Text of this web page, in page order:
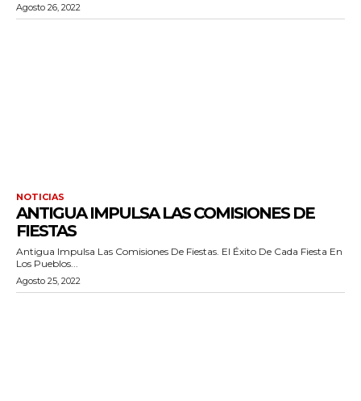
Agosto 26, 2022
NOTICIAS
ANTIGUA IMPULSA LAS COMISIONES DE
FIESTAS
Antigua Impulsa Las Comisiones De Fiestas. El Éxito De Cada Fiesta En
Los Pueblos...
Agosto 25, 2022